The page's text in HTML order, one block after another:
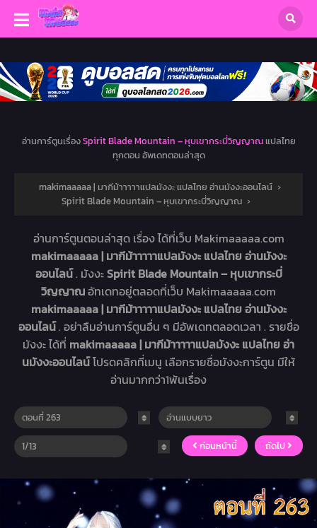
อ่านการ์ตูนเรื่องSpirit Blade Mountain – หุบเขากระบี่วิญญาณแปลไทย
ทุกตอน อัพเดทตอนล่าสุด
makimaaaaa | มากีม้าาาาาแปลมังงะ แปลไทย อ่านมังงะออนไลน์ ›
Spirit Blade Mountain – หุบเขากระบี่วิญญาณ ›
อ่านการ์ตูนตอนล่าสุด เรื่องได้ที่เว็บ Makimaaaaa.com
makimaaaaa | มากีม้าาาาาแปลมังงะ แปลไทย อ่านมังงะ
ออนไลน์. มังงะSpirit Blade Mountain – หุบเขากระบี่
วิญญาณอัทเดทอยู่ตลอดที่เว็บ Makimaaaaa.com
makimaaaaa | มากีม้าาาาาแปลมังงะ แปลไทย อ่านมังงะ
ออนไลน์. อย่าลืมอ่านการ์ตูนอื่น ๆ มีอัพเดทตลอดเวลา . รายชื่อ
มังงะ ได้ที่ makimaaaaa | มากีม้าาาาาแปลมังงะ แปลไทย อ่า
นมังงะออนไลน์โปรดคลิกที่เมนู เลือกรายชื่อมังงะการ์ตูน มีให้
อ่านมากกว่า1พันเรื่อง
ก่อนหน้านี้ ถัดไป